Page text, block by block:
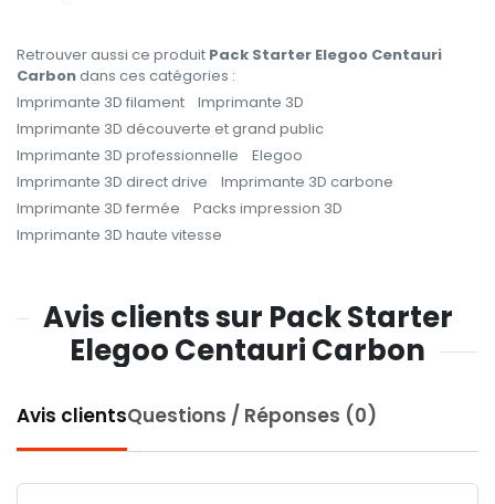
8,32 €
Retrouver aussi ce produit Pack Starter Elegoo Centauri
Carbondans ces catégories :
Imprimante 3D filament
Imprimante 3D
Imprimante 3D découverte et grand public
Imprimante 3D professionnelle
Elegoo
Imprimante 3D direct drive
Imprimante 3D carbone
Imprimante 3D fermée
Packs impression 3D
Imprimante 3D haute vitesse
Avis clients sur Pack Starter
Elegoo Centauri Carbon
Avis clientsQuestions / Réponses (0)